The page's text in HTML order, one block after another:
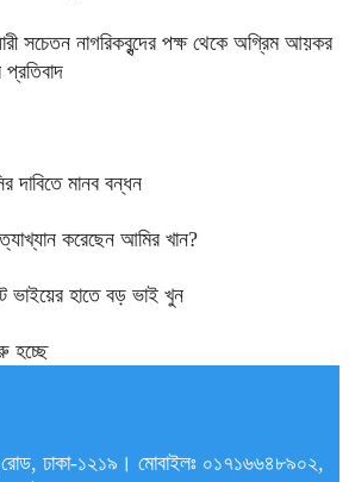
সচেতন নাগরিকবৃন্দের পক্ষ থেকে অগ্রিম আয়কর
প্রতিবাদ
দাবিতে মানব বন্ধন
করেছেন আমির খান?
ভাইয়ের হাতে বড় ভাই খুন
হচ্ছে
রোড, ঢাকা-১২১৯। মোবাইলঃ ০১৭১৬৬৪৮৯০২,